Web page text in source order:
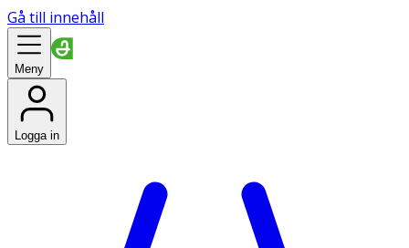
Gå till innehåll
Meny
Logga in